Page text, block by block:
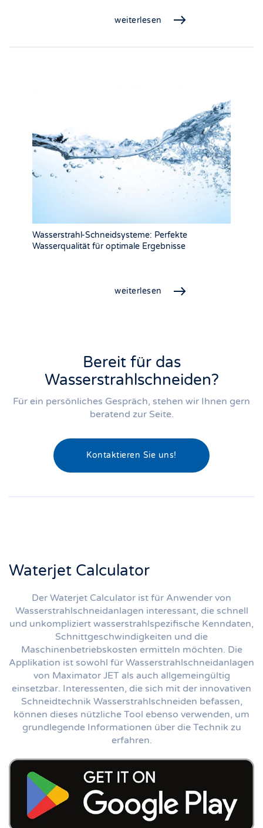
weiterlesen
Wasserstrahl-Schneidsysteme: Perfekte
Wasserqualität für optimale Ergebnisse
weiterlesen
Bereit für das
Wasserstrahlschneiden?
Für ein persönliches Gespräch, stehen wir Ihnen gern
beratend zur Seite.
Kontaktieren Sie uns!
Waterjet Calculator
Der Waterjet Calculator ist für Anwender von
Wasserstrahlschneidanlagen interessant, die schnell
und unkompliziert wasserstrahlspezifische Kenndaten,
Schnittgeschwindigkeiten und die
Maschinenbetriebskosten ermitteln möchten. Die
Applikation ist sowohl für Wasserstrahlschneidanlagen
von Maximator JET als auch allgemeingültig
einsetzbar. Interessenten, die sich mit der innovativen
Schneidtechnik Wasserstrahlschneiden befassen,
können dieses nützliche Tool ebenso verwenden, um
grundlegende Informationen über die Technik zu
erfahren.